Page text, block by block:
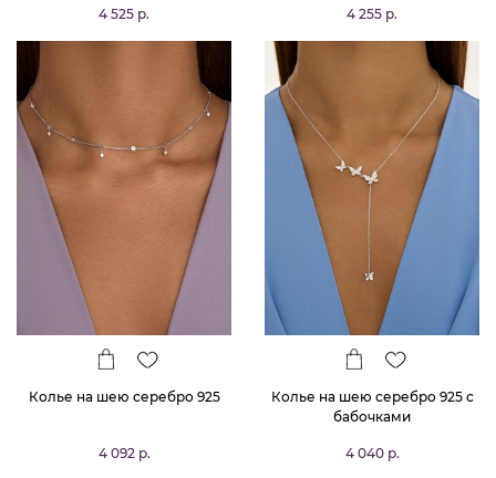
4 525 р.
4 255 р.
Колье на шею серебро 925
4 092 р.
Колье на шею серебро 925 с
бабочками
4 040 р.